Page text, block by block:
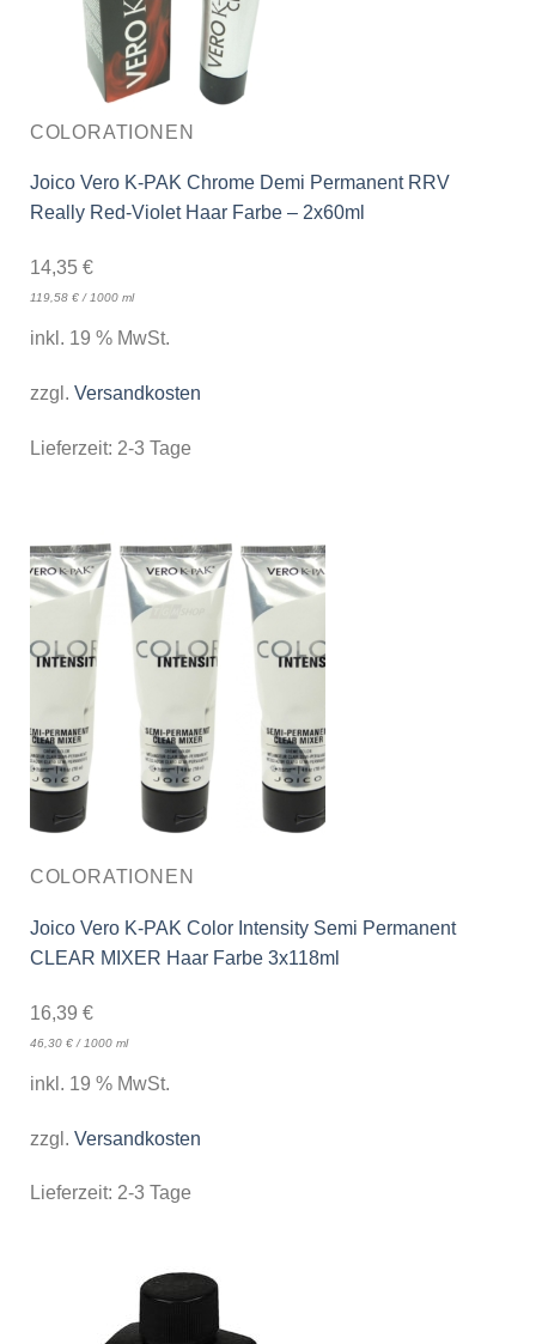
COLORATIONEN
Joico Vero K-PAK Chrome Demi Permanent RRV
Really Red-Violet Haar Farbe – 2x60ml
14,35 €
119,58 €/1000 ml
inkl. 19 % MwSt.
zzgl. Versandkosten
Lieferzeit: 2-3 Tage
COLORATIONEN
Joico Vero K-PAK Color Intensity Semi Permanent
CLEAR MIXER Haar Farbe 3x118ml
16,39 €
46,30 €/ 1000 ml
inkl. 19 % MwSt.
zzgl. Versandkosten
Lieferzeit: 2-3 Tage